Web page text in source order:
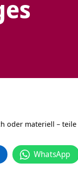
oder materiell –
WhatsApp